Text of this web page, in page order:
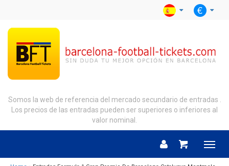
Somos la web de referencia del mercado secundario de entradas .
Los precios de las entradas pueden ser superiores o inferiores al
valor nominal.
Menu